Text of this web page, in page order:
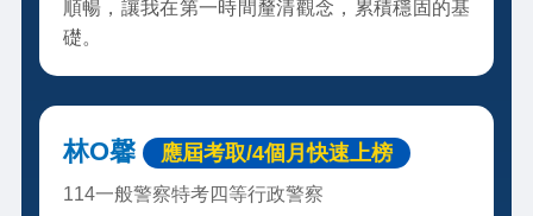
順暢，讓我在第一時間釐清觀念，累積穩固的基
礎。
林O馨 應屆考取/4個月快速上榜
114一般警察特考四等行政警察